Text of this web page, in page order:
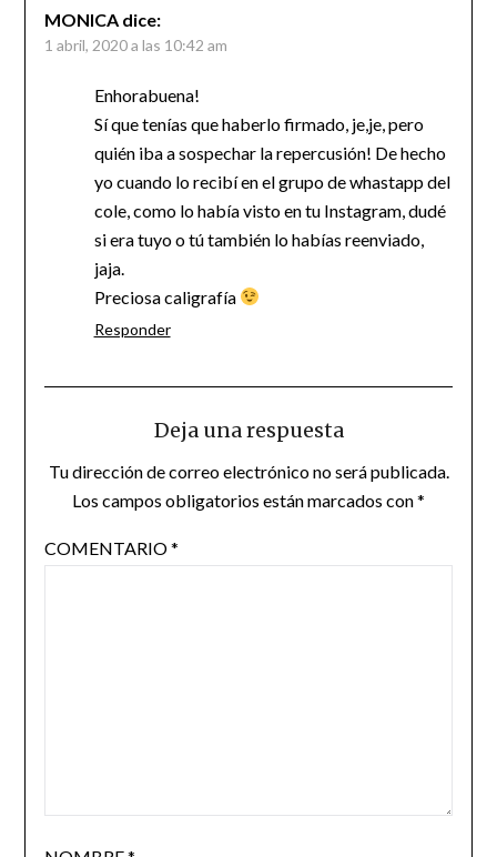
MONICA dice:
1 abril, 2020 a las 10:42 am
Enhorabuena!
Sí que tenías que haberlo firmado, je,je, pero
quién iba a sospechar la repercusión! De hecho
yo cuando lo recibí en el grupo de whastapp del
cole, como lo había visto en tu Instagram, dudé
si era tuyo o tú también lo habías reenviado,
jaja.
Preciosa caligrafía
Responder
Deja una respuesta
Tu dirección de correo electrónico no será publicada.
Los campos obligatorios están marcados con*
COMENTARIO*